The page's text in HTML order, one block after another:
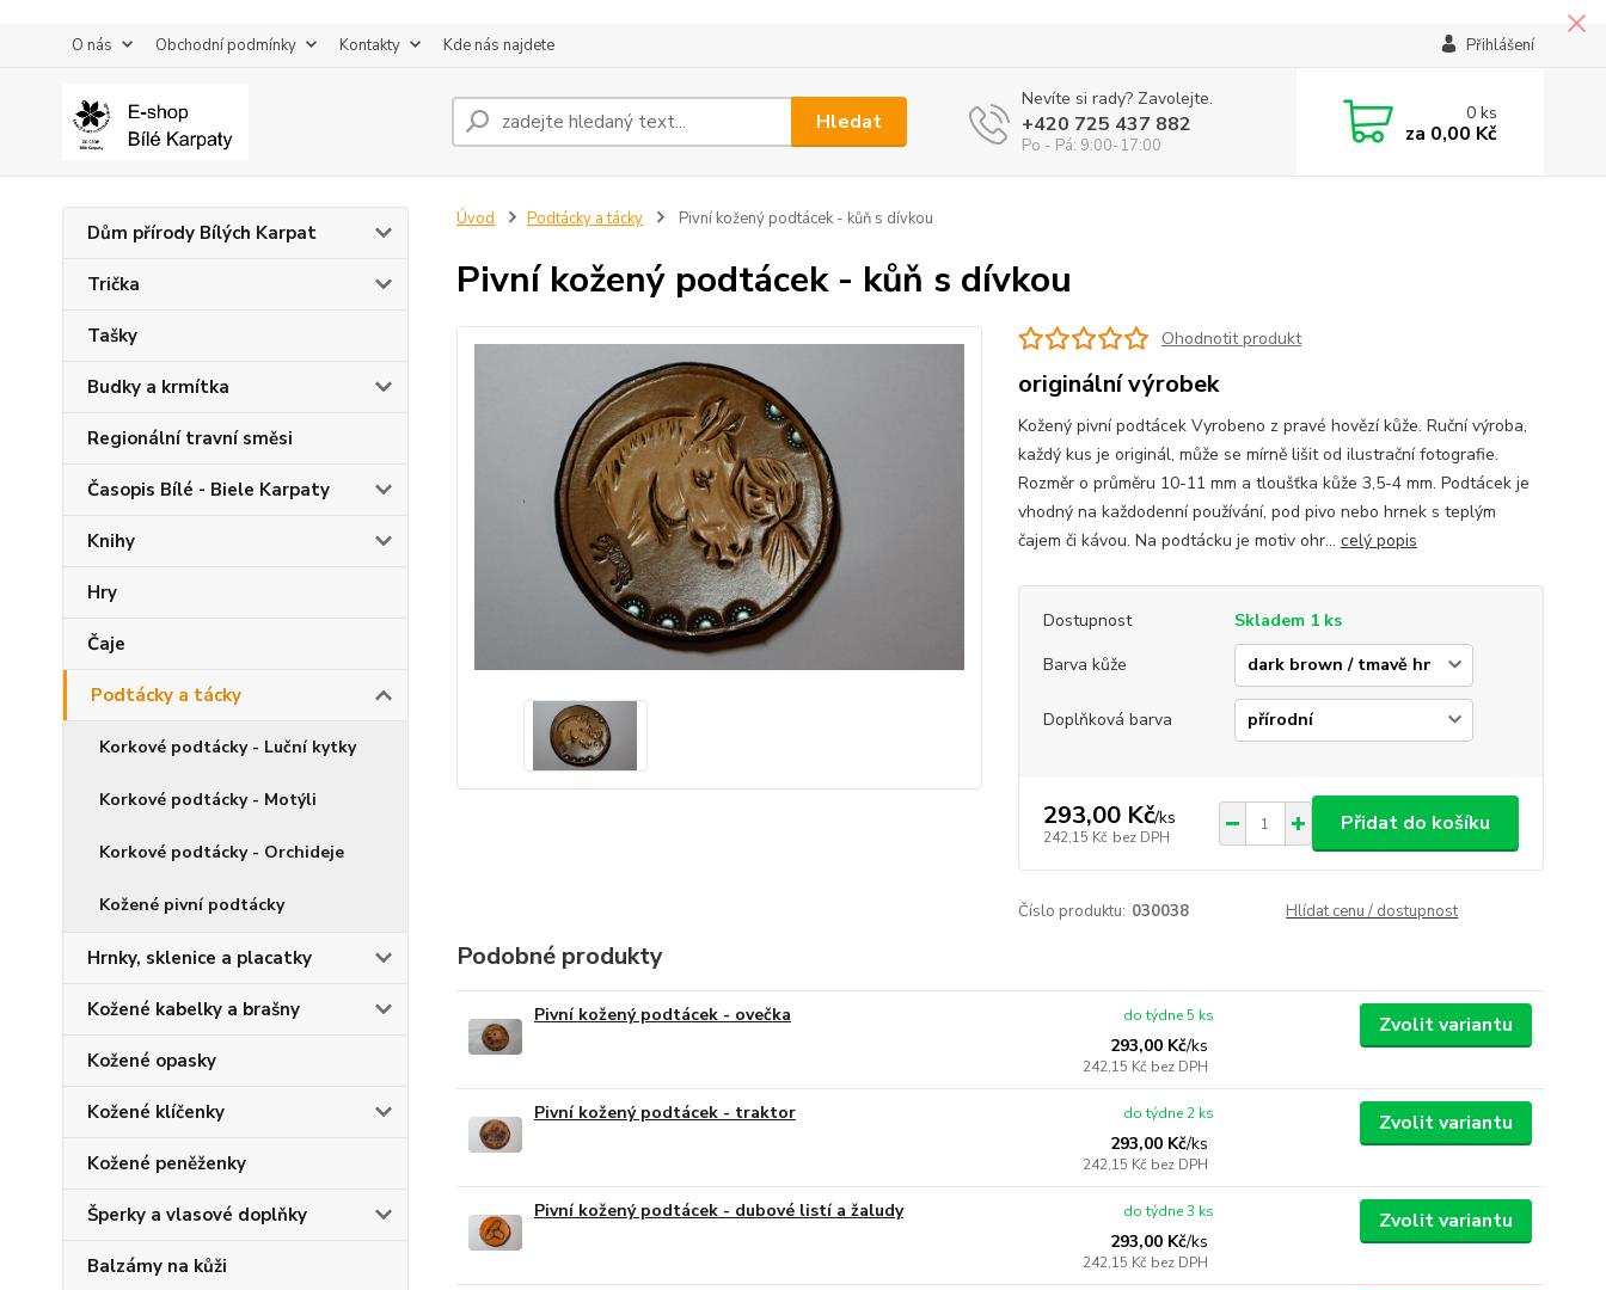
O nás Obchodní podmínky Kontakty Kde nás najdete Přihlášení
Hledat
Nevíte si rady? Zavolejte.
+420 725 437 882
Po - Pá: 9:00-17:00
0ks
za 0,00 Kč
Dům přírody Bílých Karpat
Trička
Tašky
Budky a krmítka
Regionální travní směsi
Časopis Bílé - Biele Karpaty
Knihy
Hry
Čaje
Podtácky a tácky
Korkové podtácky - Luční kytky
Korkové podtácky - Motýli
Korkové podtácky - Orchideje
Kožené pivní podtácky
Hrnky, sklenice a placatky
Kožené kabelky a brašny
Kožené opasky
Kožené klíčenky
Kožené peněženky
Šperky a vlasové doplňky
Balzámy na kůži
Úvod Podtácky a tácky Pivní kožený podtácek - kůň s dívkou
Pivní kožený podtácek - kůň s dívkou
Ohodnotit produkt
originální výrobek
Kožený pivní podtácek Vyrobeno z pravé hovězí kůže. Ruční výroba,
každý kus je originál, může se mírně lišit od ilustrační fotografie.
Rozměr o průměru 10-11 mm a tloušťka kůže 3,5-4 mm. Podtácek je
vhodný na každodenní používání, pod pivo nebo hrnek s teplým
čajem či kávou. Na podtácku je motiv ohr... celý popis
Dostupnost
Skladem 1 ks
Barva kůže
Doplňková barva
293,00 Kč/ks
242,15 Kč bez DPH
Přidat do košíku
Číslo produktu: 030038 Hlídat cenu / dostupnost
Podobné produkty
Pivní kožený podtácek - ovečka
293,00 Kč/ks
242,15 Kč bez DPH
do týdne 5 ks Zvolit variantu
Pivní kožený podtácek - traktor
293,00 Kč/ks
242,15 Kč bez DPH
do týdne 2 ks Zvolit variantu
Pivní kožený podtácek - dubové listí a žaludy
293,00 Kč/ks
242,15 Kč bez DPH
do týdne 3 ks Zvolit variantu